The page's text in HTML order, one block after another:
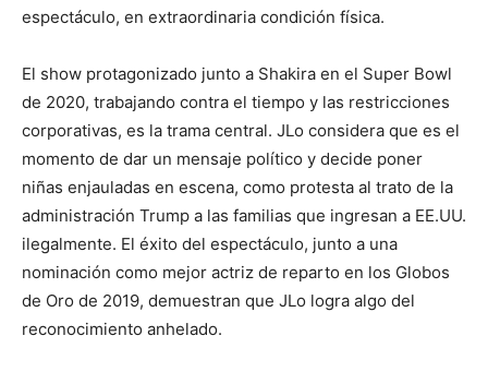
espectáculo, en extraordinaria condición física.
El show protagonizado junto a Shakira en el Super Bowl
de 2020, trabajando contra el tiempo y las restricciones
corporativas, es la trama central. JLo considera que es el
momento de dar un mensaje político y decide poner
niñas enjauladas en escena, como protesta al trato de la
administración Trump a las familias que ingresan a EE.UU.
ilegalmente. El éxito del espectáculo, junto a una
nominación como mejor actriz de reparto en los Globos
de Oro de 2019, demuestran que JLo logra algo del
reconocimiento anhelado.